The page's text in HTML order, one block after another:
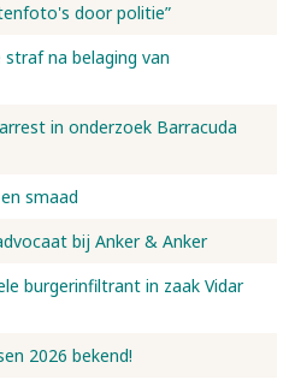
door politie”
na belaging van
in onderzoek Barracuda
smaad
bij Anker & Anker
burgerinfiltrant in zaak Vidar
2026 bekend!